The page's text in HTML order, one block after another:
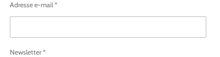
Adresse e-mail *
Newsletter *